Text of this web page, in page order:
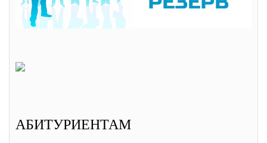
АБИТУРИЕНТАМ